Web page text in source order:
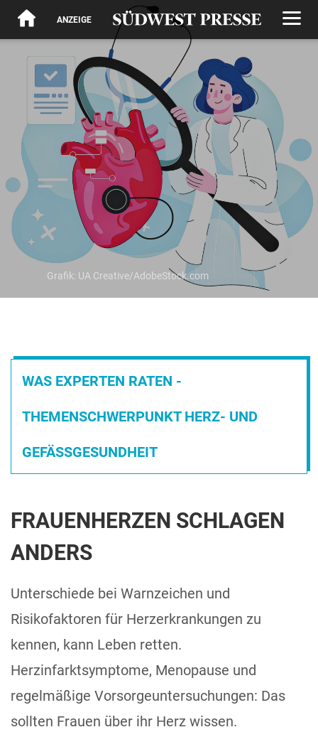
ANZEIGE
Grafik: UA Creative/AdobeStock.com
WAS EXPERTEN RATEN -
THEMENSCHWERPUNKT HERZ- UND
GEFÄSSGESUNDHEIT
FRAUENHERZEN SCHLAGEN
ANDERS
Unterschiede bei Warnzeichen und
Risikofaktoren für Herzerkrankungen zu
kennen, kann Leben retten.
Herzinfarktsymptome, Menopause und
regelmäßige Vorsorgeuntersuchungen: Das
sollten Frauen über ihr Herz wissen.